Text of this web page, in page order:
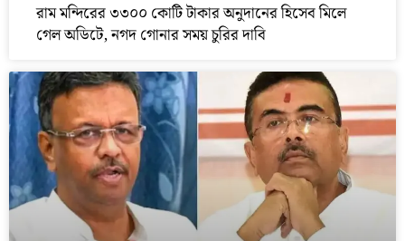
রাম মন্দিরের ৩৩০০ কোটি টাকার অনুদানের হিসেব মিলে
গেল অডিটে, নগদ গোনার সময় চুরির দাবি